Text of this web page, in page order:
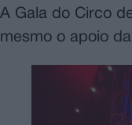
A Gala do Circo
mesmo o apoio